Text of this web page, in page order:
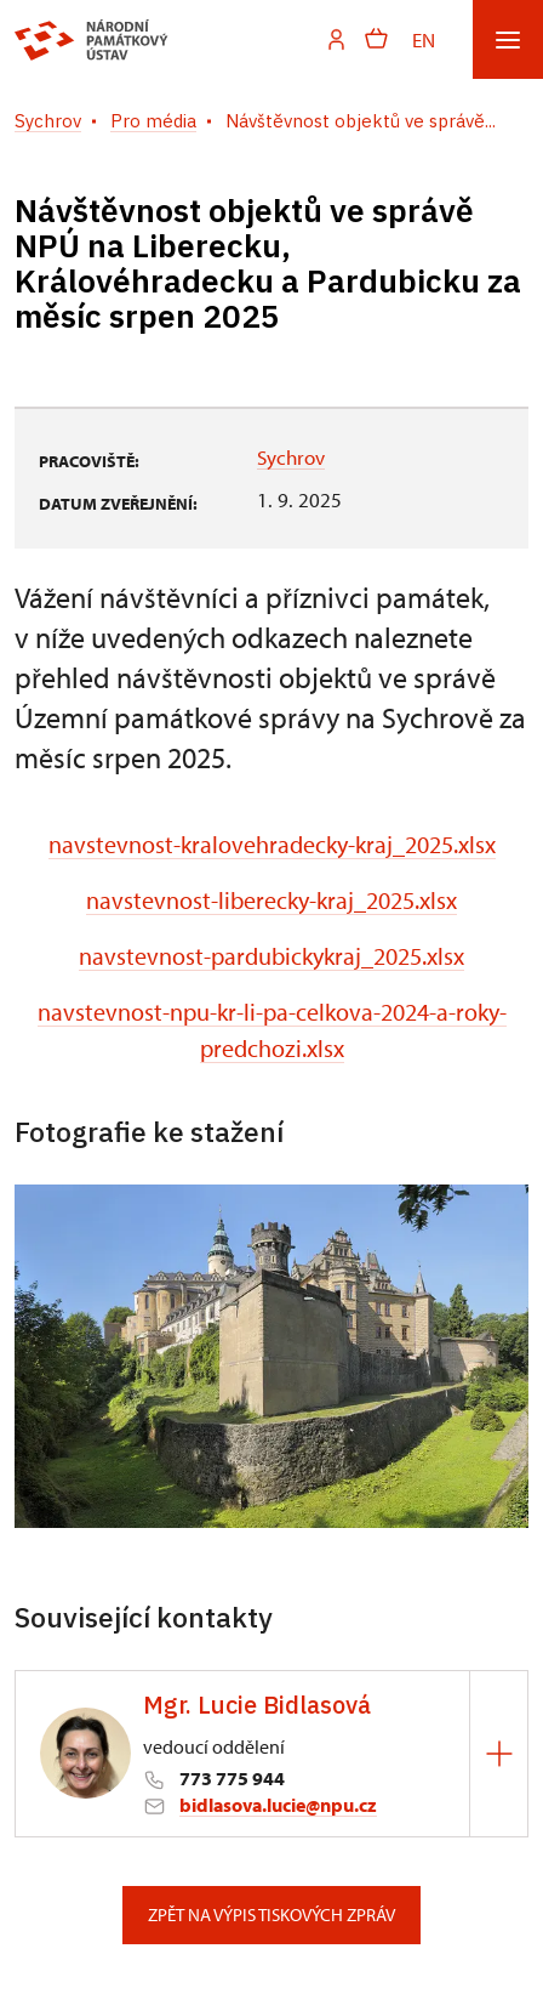
EN
Sychrov Pro média Návštěvnost objektů ve správě...
Návštěvnost objektů ve správě
NPÚ na Liberecku,
Královéhradecku a Pardubicku za
měsíc srpen 2025
PRACOVIŠTĚ: Sychrov
DATUM ZVEŘEJNĚNÍ: 1. 9. 2025
Vážení návštěvníci a příznivci památek,
v níže uvedených odkazech naleznete
přehled návštěvnosti objektů ve správě
Územní památkové správy na Sychrově za
měsíc srpen 2025.
navstevnost-kralovehradecky-kraj_2025.xlsx
navstevnost-liberecky-kraj_2025.xlsx
navstevnost-pardubickykraj_2025.xlsx
navstevnost-npu-kr-li-pa-celkova-2024-a-roky-
predchozi.xlsx
Fotografie ke stažení
Související kontakty
Mgr. Lucie Bidlasová
vedoucí oddělení
773 775 944
bidlasova.lucie@npu.cz
ZPĚT NA VÝPIS TISKOVÝCH ZPRÁV